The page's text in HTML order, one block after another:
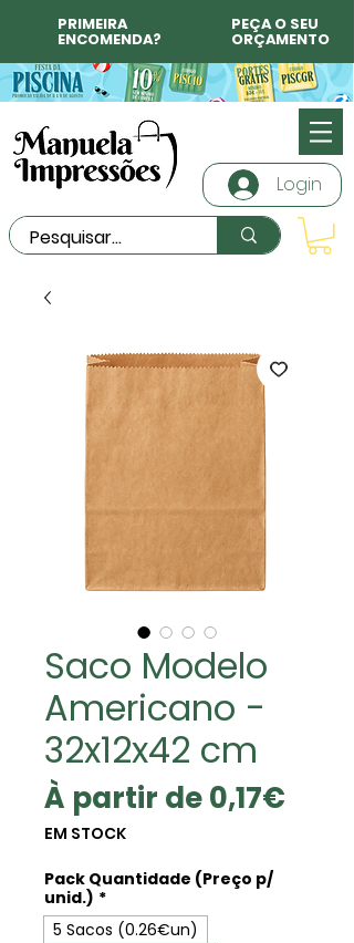
PRIMEIRA
ENCOMENDA?
PEÇA O SEU
ORÇAMENTO
Login
Saco Modelo
Americano -
32x12x42 cm
À partir de0,17€
EM STOCK
Pack Quantidade (Preço p/
unid.) *
5 Sacos (0.26€un)